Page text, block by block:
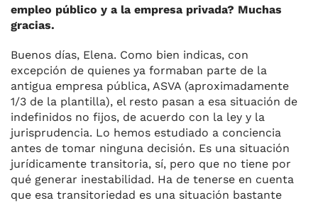
empleo público y a la empresa privada? Muchas
gracias.
Buenos días, Elena. Como bien indicas, con
excepción de quienes ya formaban parte de la
antigua empresa pública, ASVA (aproximadamente
1/3 de la plantilla), el resto pasan a esa situación de
indefinidos no fijos, de acuerdo con la ley y la
jurisprudencia. Lo hemos estudiado a conciencia
antes de tomar ninguna decisión. Es una situación
jurídicamente transitoria, sí, pero que no tiene por
qué generar inestabilidad. Ha de tenerse en cuenta
que esa transitoriedad es una situación bastante